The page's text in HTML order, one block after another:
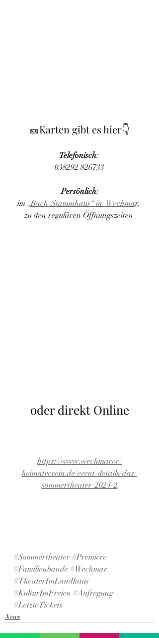
🎫Karten gibt es hier👇
Telefonisch:
038292 826733
Persönlich:
im „Bach-Stammhaus“ in  Wechmar,
zu den regulären Öffnungszeiten
oder direkt Online
https://www.wechmarer-
heimatverein.de/event-details/das-
sommertheater-2024-2
#Sommertheater #Premiere
#Familienbande #Wechmar
#TheaterImLandhaus
#KulturImFreien #Aufregung
#LetzteTickets
News